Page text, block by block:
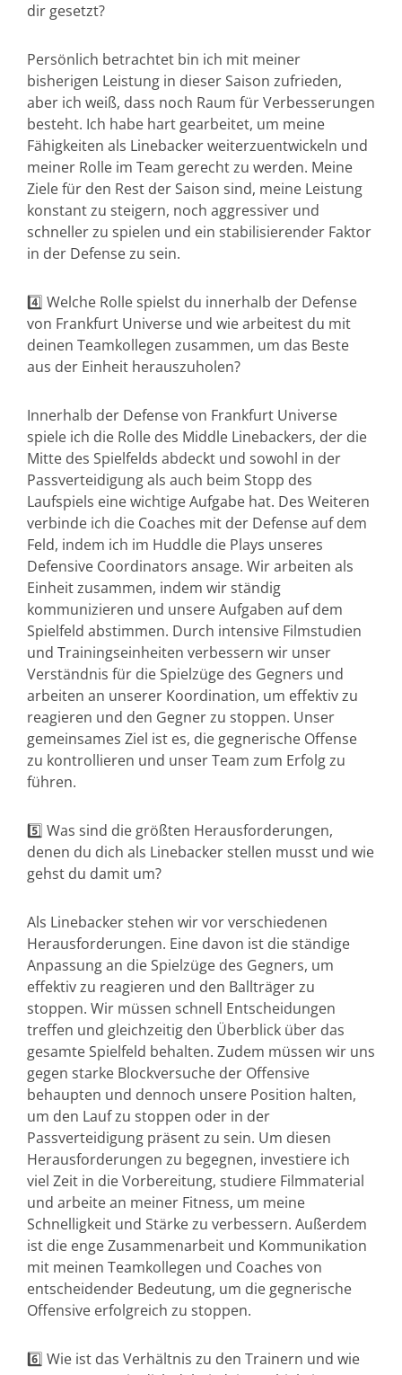
dir gesetzt?
Persönlich betrachtet bin ich mit meiner
bisherigen Leistung in dieser Saison zufrieden,
aber ich weiß, dass noch Raum für Verbesserungen
besteht. Ich habe hart gearbeitet, um meine
Fähigkeiten als Linebacker weiterzuentwickeln und
meiner Rolle im Team gerecht zu werden. Meine
Ziele für den Rest der Saison sind, meine Leistung
konstant zu steigern, noch aggressiver und
schneller zu spielen und ein stabilisierender Faktor
in der Defense zu sein.
4️⃣ Welche Rolle spielst du innerhalb der Defense
von Frankfurt Universe und wie arbeitest du mit
deinen Teamkollegen zusammen, um das Beste
aus der Einheit herauszuholen?
Innerhalb der Defense von Frankfurt Universe
spiele ich die Rolle des Middle Linebackers, der die
Mitte des Spielfelds abdeckt und sowohl in der
Passverteidigung als auch beim Stopp des
Laufspiels eine wichtige Aufgabe hat. Des Weiteren
verbinde ich die Coaches mit der Defense auf dem
Feld, indem ich im Huddle die Plays unseres
Defensive Coordinators ansage. Wir arbeiten als
Einheit zusammen, indem wir ständig
kommunizieren und unsere Aufgaben auf dem
Spielfeld abstimmen. Durch intensive Filmstudien
und Trainingseinheiten verbessern wir unser
Verständnis für die Spielzüge des Gegners und
arbeiten an unserer Koordination, um effektiv zu
reagieren und den Gegner zu stoppen. Unser
gemeinsames Ziel ist es, die gegnerische Offense
zu kontrollieren und unser Team zum Erfolg zu
führen.
5️⃣ Was sind die größten Herausforderungen,
denen du dich als Linebacker stellen musst und wie
gehst du damit um?
Als Linebacker stehen wir vor verschiedenen
Herausforderungen. Eine davon ist die ständige
Anpassung an die Spielzüge des Gegners, um
effektiv zu reagieren und den Ballträger zu
stoppen. Wir müssen schnell Entscheidungen
treffen und gleichzeitig den Überblick über das
gesamte Spielfeld behalten. Zudem müssen wir uns
gegen starke Blockversuche der Offensive
behaupten und dennoch unsere Position halten,
um den Lauf zu stoppen oder in der
Passverteidigung präsent zu sein. Um diesen
Herausforderungen zu begegnen, investiere ich
viel Zeit in die Vorbereitung, studiere Filmmaterial
und arbeite an meiner Fitness, um meine
Schnelligkeit und Stärke zu verbessern. Außerdem
ist die enge Zusammenarbeit und Kommunikation
mit meinen Teamkollegen und Coaches von
entscheidender Bedeutung, um die gegnerische
Offensive erfolgreich zu stoppen.
6️⃣ Wie ist das Verhältnis zu den Trainern und wie